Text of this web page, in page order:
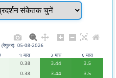
0.38 3.44
3.5
0.38 3.44
3.5
१ मास ३ मास ६ मास
% (रेगुलर): 05-08-2026